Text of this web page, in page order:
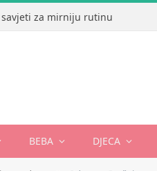
za mirniju rutinu
BEBA DJECA